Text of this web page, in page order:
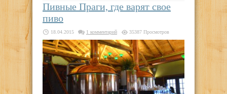
Пивные Праги, где варят свое
пиво
18.04.2015 1 комментарий 35387 Просмотров